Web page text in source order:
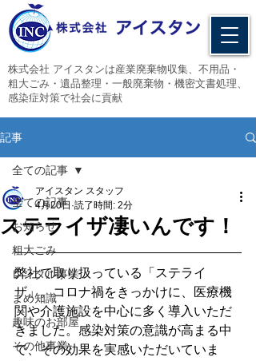
​株式会社 アイスタンは産業廃棄物収集、不用品・
粗大ごみ・遺品整理・一般廃棄物・機密文書処理、
感染症対策で社会に貢献
記事
全ての記事
お知らせ
粗大ごみ
レンタル事業
まめ知識
趣味のお部屋
その他事業
全ての記事
ステライザ凄いんです！
アイスタン スタッフ
4月20日 読了時間: 2分
弊社で取り扱っている「ステライ
ザ」。コロナ禍をきっかけに、医療機
関や介護施設を中心に多く導入いただ
きました。感染対策の意識が高まる中
で、その効果を実感いただいていま